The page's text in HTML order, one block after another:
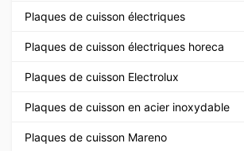
Plaques de cuisson électriques
Plaques de cuisson électriques horeca
Plaques de cuisson Electrolux
Plaques de cuisson en acier inoxydable
Plaques de cuisson Mareno